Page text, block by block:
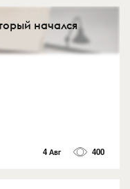
начался
4 Авг 400